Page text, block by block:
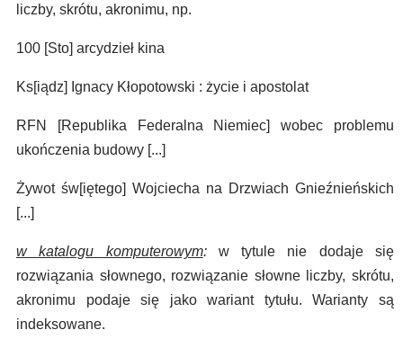
liczby, skrótu, akronimu, np.
100 [Sto] arcydzieł kina
Ks[iądz] Ignacy Kłopotowski : życie i apostolat
RFN [Republika Federalna Niemiec] wobec problemu
ukończenia budowy [...]
Żywot św[iętego] Wojciecha na Drzwiach Gnieźnieńskich
[...]
w katalogu komputerowym: w tytule nie dodaje się
rozwiązania słownego, rozwiązanie słowne liczby, skrótu,
akronimu podaje się jako wariant tytułu. Warianty są
indeksowane.